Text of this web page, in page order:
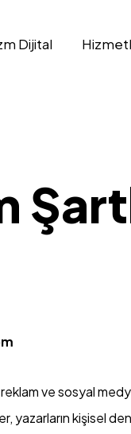
Dijital
ve sosyal
yazarların kişisel